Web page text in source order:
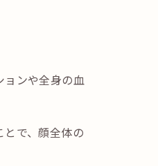
ョンや全身の血
で、顔全体の